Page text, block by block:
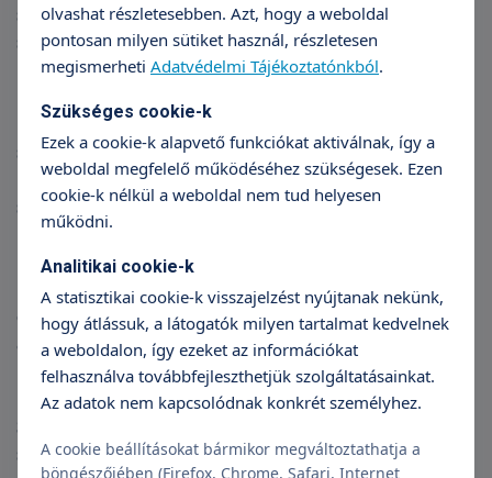
szavak, a mondatok és a szöveg szintjén is súlyosan
sérült. Az olvasás és az írás különböző mértékben
károsodhat.
Motoros afázia esetén a spontán beszéd szintén
sérült (például elhagyja a nyelvtani formákat), de a
beszéd tartalma közepesen vagy jól érthető,
segítséggel összetett mondatok alkotása is
lehetséges. A beszédértés általában hibátlan, de
rejtett beszédértési zavar előfordulhat (amikor a
komplexebb szintaktikai összefüggéseket nem
értik). Az olvasás és az írás, ahogy a kevert
afáziásoknál, ebben az esetben is különböző
mértékben károsodhat.
Szenzoros afázia esetén a spontán beszéd súlyosan
sérült, bőbeszédűség azonban gyakran
olvashat részletesebben. Azt, hogy a weboldal
pontosan milyen sütiket használ, részletesen
megismerheti Adatvédelmi Tájékoztatónkból.
Szükséges cookie-k
Ezek a cookie-k alapvető funkciókat aktiválnak, így a
weboldal megfelelő működéséhez szükségesek. Ezen
cookie-k nélkül a weboldal nem tud helyesen
működni.
Analitikai cookie-k
A statisztikai cookie-k visszajelzést nyújtanak nekünk,
hogy átlássuk, a látogatók milyen tartalmat kedvelnek
a weboldalon, így ezeket az információkat
felhasználva továbbfejleszthetjük szolgáltatásainkat.
Az adatok nem kapcsolódnak konkrét személyhez.
A cookie beállításokat bármikor megváltoztathatja a
böngészőjében (Firefox, Chrome, Safari, Internet